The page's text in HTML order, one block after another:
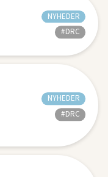
NYHEDER
#DRC
NYHEDER
#DRC